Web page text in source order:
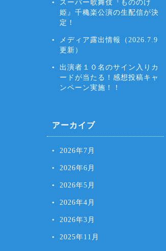
スーパー歌舞伎『もののけ
姫』千穐楽公演の生配信が決
定！
メディア露出情報（2026.7.9
更新）
出演者１０名のサイン入りカ
ードが当たる！感想投稿キャ
ンペーン実施！！
アーカイブ
2026年7月
2026年6月
2026年5月
2026年4月
2026年3月
2025年11月